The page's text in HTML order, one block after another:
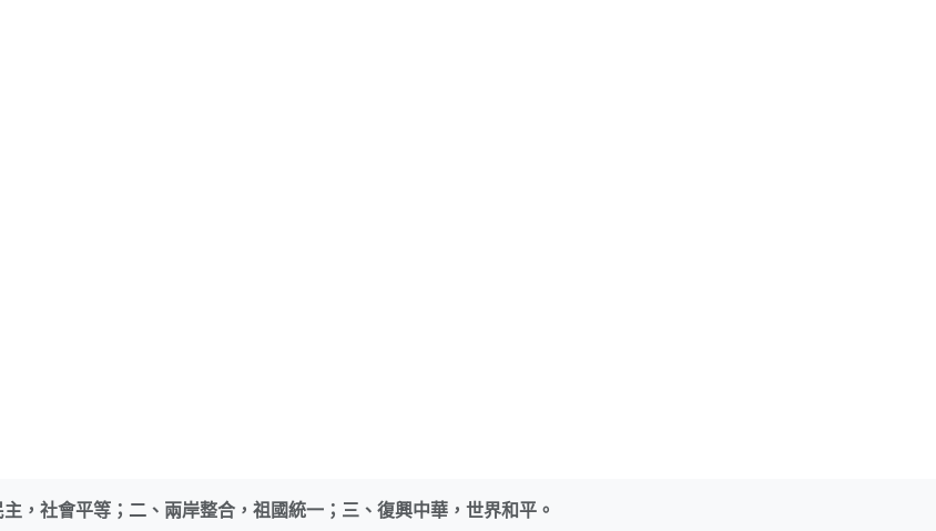
，社會平等；二、兩岸整合，祖國統一；三、復興中華，世界和平。